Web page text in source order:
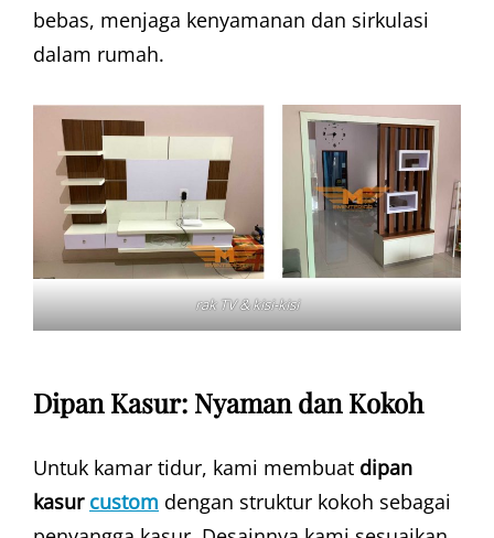
bebas, menjaga kenyamanan dan sirkulasi
dalam rumah.
rak TV & kisi-kisi
Dipan Kasur: Nyaman dan Kokoh
Untuk kamar tidur, kami membuat dipan
kasur custom dengan struktur kokoh sebagai